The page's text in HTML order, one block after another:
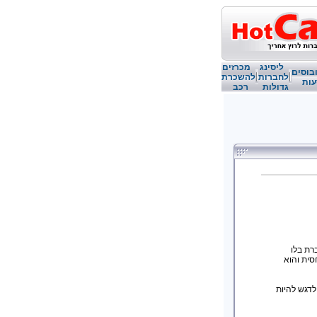
ליסינג
לחברות
גדולות
מכרזים
להשכרת
רכב
בלו
והוא
לנו לדגש להיות